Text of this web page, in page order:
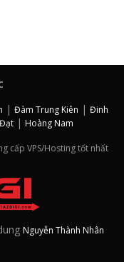
| Đàm Trung Kiên | Đinh
| Hoàng Nam
cấp VPS/Hosting tốt nhất
Nguyễn Thành Nhân